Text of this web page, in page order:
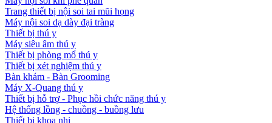
Trang thiết bị nội soi tai mũi họng
Máy nội soi dạ dày đại tràng
Thiết bị thú y
Máy siêu âm thú y
Thiết bị phòng mổ thú y
Thiết bị xét nghiệm thú y
Bàn khám - Bàn Grooming
Máy X-Quang thú y
Thiết bị hỗ trợ - Phục hồi chức năng thú y
Hệ thống lồng - chuồng - buồng lưu
Thiết bị khoa nhi